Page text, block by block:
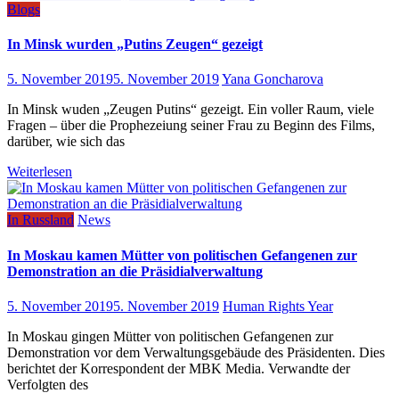
Blogs
In Minsk wurden „Putins Zeugen“ gezeigt
5. November 20195. November 2019Yana Goncharova
In Minsk wuden „Zeugen Putins“ gezeigt. Ein voller Raum, viele
Fragen – über die Prophezeiung seiner Frau zu Beginn des Films,
darüber, wie sich das
Weiterlesen
In Russland News
In Moskau kamen Mütter von politischen Gefangenen zur
Demonstration an die Präsidialverwaltung
5. November 20195. November 2019 Human Rights Year
In Moskau gingen Mütter von politischen Gefangenen zur
Demonstration vor dem Verwaltungsgebäude des Präsidenten. Dies
berichtet der Korrespondent der MBK Media. Verwandte der
Verfolgten des